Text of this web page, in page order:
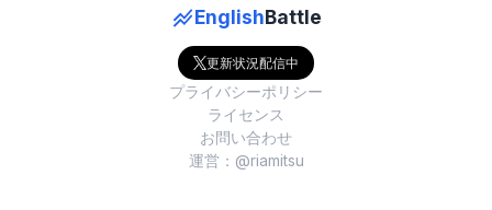
EnglishBattle
更新状況配信中
プライバシーポリシー
ライセンス
お問い合わせ
運営：@riamitsu